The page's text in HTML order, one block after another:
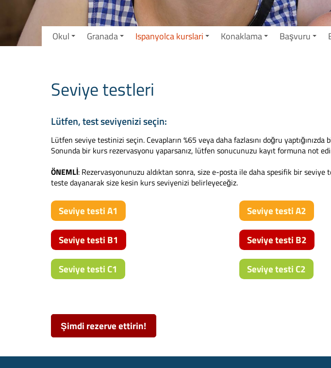
Okul Granada Ispanyolca kurslari Konaklama Başvuru
Seviye testleri
Lütfen, test seviyenizi seçin:
Lütfen seviye testinizi seçin. Cevapların %65 veya daha fazlasını doğru
Sonunda bir kurs rezervasyonu yaparsanız, lütfen sonucunuzu kayıt formuna not
ÖNEMLİ: Rezervasyonunuzu aldıktan sonra, size e-posta ile daha spesifik bir seviye
teste dayanarak size kesin kurs seviyenizi belirleyeceğiz.
Seviye testi A1 Seviye testi A2
Seviye testi B1 Seviye testi B2
Seviye testi C1 Seviye testi C2
Şimdi rezerve ettirin!